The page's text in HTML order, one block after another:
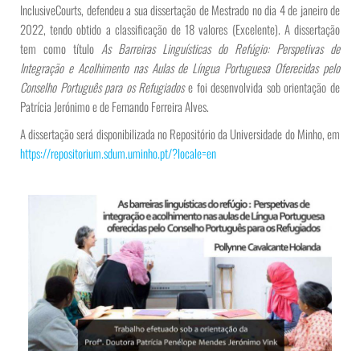
InclusiveCourts, defendeu a sua dissertação de Mestrado no dia 4 de janeiro de
2022, tendo obtido a classificação de 18 valores (Excelente). A dissertação
tem como título As Barreiras Linguísticas do Refúgio: Perspetivas de
Integração e Acolhimento nas Aulas de Língua Portuguesa Oferecidas pelo
Conselho Português para os Refugiadose foi desenvolvida sob orientação de
Patrícia Jerónimo e de Fernando Ferreira Alves.
A dissertação será disponibilizada no Repositório da Universidade do Minho, em
https://repositorium.sdum.uminho.pt/?locale=en